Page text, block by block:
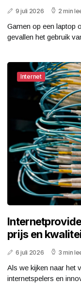
9 juli 2026 2 min
Gamen op een laptop
gevallen het gebruik
Internet
prijs en
6 juli 2026 3 min
Als we kijken naar het
internetspelers en